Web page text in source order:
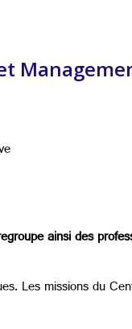
ainsi des
Les missions du